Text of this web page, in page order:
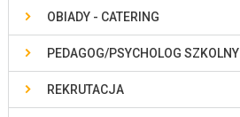
OBIADY - CATERING
PEDAGOG/PSYCHOLOG SZKOLNY
REKRUTACJA